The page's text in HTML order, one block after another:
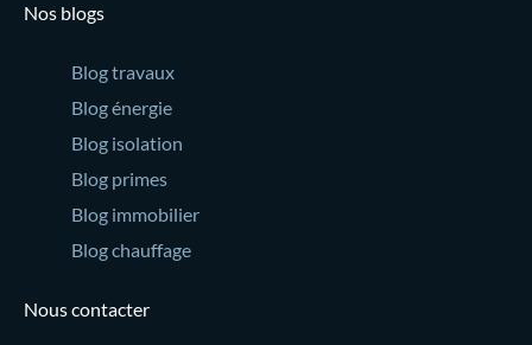
Nos blogs
Blog travaux
Blog énergie
Blog isolation
Blog primes
Blog immobilier
Blog chauffage
Nous contacter